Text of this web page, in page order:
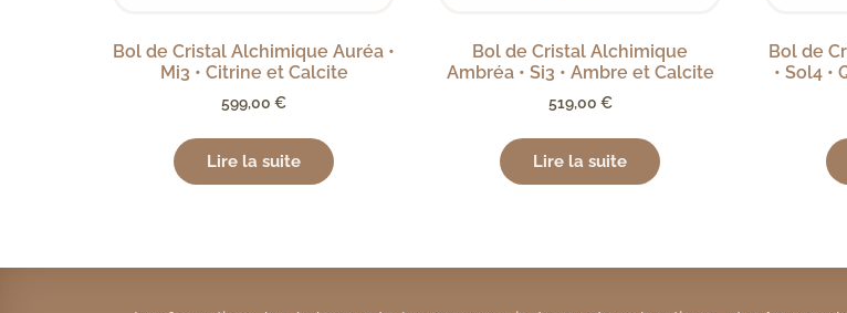
Bol de Cristal Alchimique Auréa •
Mi3 • Citrine et Calcite
599,00 €
Lire la suite
Bol de Cristal Alchimique
Ambréa • Si3 • Ambre et Calcite
519,00 €
Lire la suite
Bol de
• Sol4